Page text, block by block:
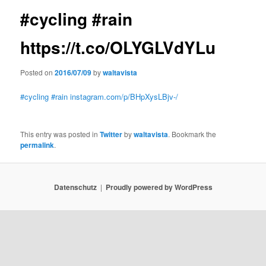
#cycling #rain
https://t.co/OLYGLVdYLu
Posted on2016/07/09bywaltavista
#cycling #rain instagram.com/p/BHpXysLBjv-/
This entry was posted inTwitterbywaltavista. Bookmark the
permalink.
Datenschutz Proudly powered by WordPress